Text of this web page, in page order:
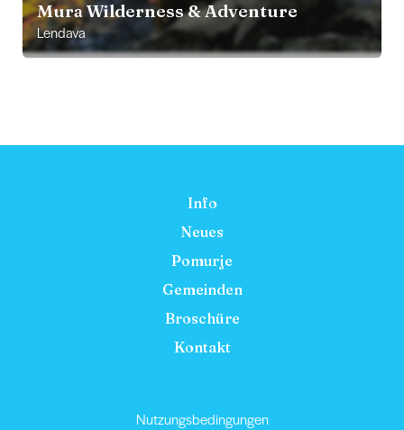
Mura Wilderness & Adventure
Lendava
Info
Neues
Pomurje
Gemeinden
Broschüre
Kontakt
Nutzungsbedingungen